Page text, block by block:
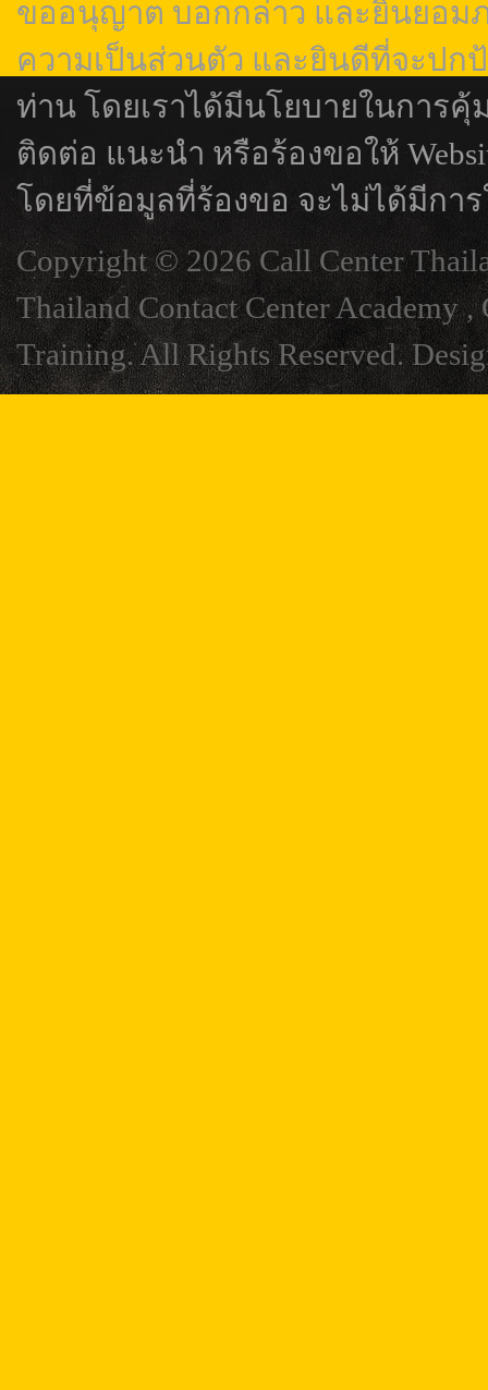
ขออนุญาต บอกกล่าว และยินยอม
ความเป็นส่วนตัว และยินดีที่จะปก
ท่าน โดยเราได้มีนโยบายในการ
ติดต่อ แนะนำ หรือร้องขอให้
โดยที่ข้อมูลที่ร้องขอ จะไม่ได้มีกา
Copyright © 2026 Call Center
Thailand Contact Center Academy
Training. All Rights Reserved.